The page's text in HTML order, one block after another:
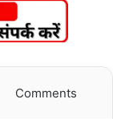
Comments